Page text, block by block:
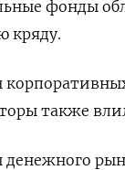
фонды
кряду.
также